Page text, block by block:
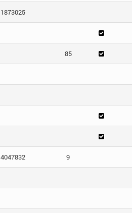
1873025
85
4047832 9